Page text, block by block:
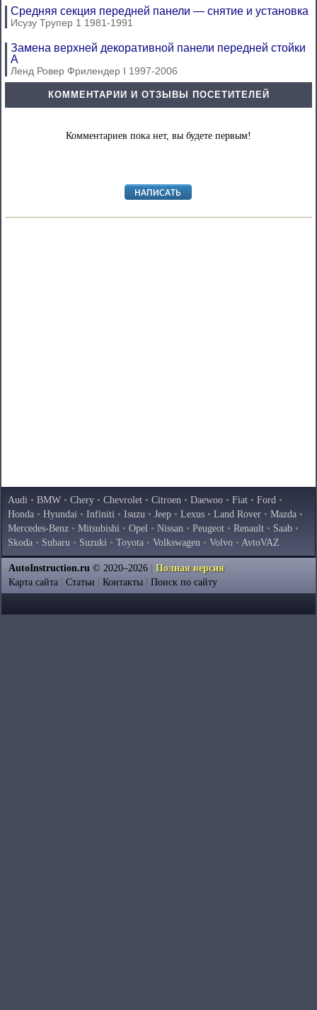
Средняя секция передней панели — снятие и установка
Исузу Трупер 1 1981-1991
Замена верхней декоративной панели передней стойки
A
Ленд Ровер Фрилендер I 1997-2006
КОММЕНТАРИИ И ОТЗЫВЫ ПОСЕТИТЕЛЕЙ
Комментариев пока нет, вы будете первым!
Audi • BMW • Chery • Chevrolet • Citroen • Daewoo • Fiat • Ford •
Honda • Hyundai • Infiniti • Isuzu • Jeep • Lexus • Land Rover • Mazda •
Mercedes-Benz • Mitsubishi • Opel • Nissan • Peugeot • Renault • Saab •
Skoda • Subaru • Suzuki • Toyota • Volkswagen • Volvo • AvtoVAZ
AutoInstruction.ru © 2020–2026
Полная версия
Карта сайта
Статьи Контакты Поиск по сайту